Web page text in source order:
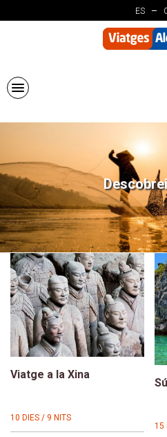
al
ES
Viatge a la Xina
10 DIES / 9 NITS
15